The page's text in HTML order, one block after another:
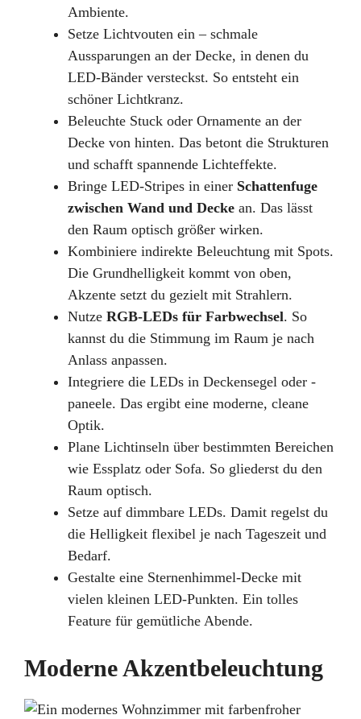
Ambiente.
Setze Lichtvouten ein – schmale
Aussparungen an der Decke, in denen du
LED-Bänder versteckst. So entsteht ein
schöner Lichtkranz.
Beleuchte Stuck oder Ornamente an der
Decke von hinten. Das betont die Strukturen
und schafft spannende Lichteffekte.
Bringe LED-Stripes in einer Schattenfuge
zwischen Wand und Decke an. Das lässt
den Raum optisch größer wirken.
Kombiniere indirekte Beleuchtung mit Spots.
Die Grundhelligkeit kommt von oben,
Akzente setzt du gezielt mit Strahlern.
Nutze RGB-LEDs für Farbwechsel. So
kannst du die Stimmung im Raum je nach
Anlass anpassen.
Integriere die LEDs in Deckensegel oder -
paneele. Das ergibt eine moderne, cleane
Optik.
Plane Lichtinseln über bestimmten Bereichen
wie Essplatz oder Sofa. So gliederst du den
Raum optisch.
Setze auf dimmbare LEDs. Damit regelst du
die Helligkeit flexibel je nach Tageszeit und
Bedarf.
Gestalte eine Sternenhimmel-Decke mit
vielen kleinen LED-Punkten. Ein tolles
Feature für gemütliche Abende.
Moderne Akzentbeleuchtung